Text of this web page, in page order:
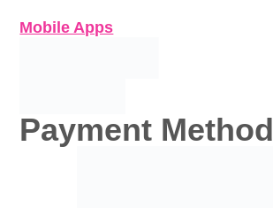
Mobile Apps
Payment Method